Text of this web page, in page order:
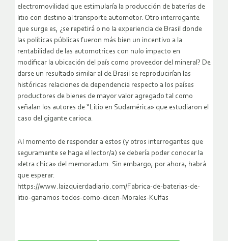
electromovilidad que estimularía la producción de baterías de
litio con destino al transporte automotor. Otro interrogante
que surge es, ¿se repetirá o no la experiencia de Brasil donde
las políticas públicas fueron más bien un incentivo a la
rentabilidad de las automotrices con nulo impacto en
modificar la ubicación del país como proveedor del mineral? De
darse un resultado similar al de Brasil se reproducirían las
históricas relaciones de dependencia respecto a los países
productores de bienes de mayor valor agregado tal como
señalan los autores de “Litio en Sudamérica» que estudiaron el
caso del gigante carioca.
Al momento de responder a estos (y otros interrogantes que
seguramente se haga el lector/a) se debería poder conocer la
«letra chica» del memoradum. Sin embargo, por ahora, habrá
que esperar.
https://www.laizquierdadiario.com/Fabrica-de-baterias-de-
litio-ganamos-todos-como-dicen-Morales-Kulfas